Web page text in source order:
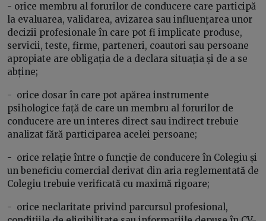
- orice membru al forurilor de conducere care participă
la evaluarea, validarea, avizarea sau influențarea unor
decizii profesionale în care pot fi implicate produse,
servicii, teste, firme, parteneri, coautori sau persoane
apropiate are obligația de a declara situația și de a se
abține;
- orice dosar în care pot apărea instrumente
psihologice față de care un membru al forurilor de
conducere are un interes direct sau indirect trebuie
analizat fără participarea acelei persoane;
- orice relație între o funcție de conducere în Colegiu și
un beneficiu comercial derivat din aria reglementată de
Colegiu trebuie verificată cu maximă rigoare;
- orice neclaritate privind parcursul profesional,